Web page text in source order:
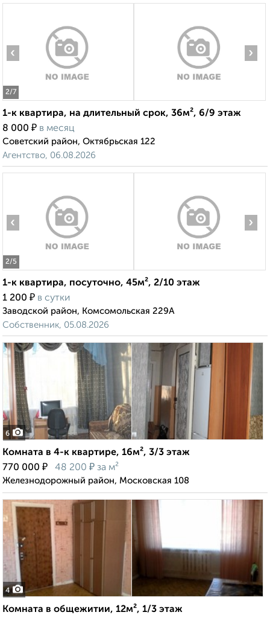
2/7
‹ ›
1-к квартира, на длительный срок, 36м², 6/9 этаж
8 000 ₽ в месяц
Советский район, Октябрьская 122
Агентство, 06.08.2026
2/5
‹ ›
1-к квартира, посуточно, 45м², 2/10 этаж
1 200 ₽ в сутки
Заводской район, Комсомольская 229А
Собственник, 05.08.2026
6
Комната в 4-к квартире, 16м², 3/3 этаж
770 000 ₽ 48 200 ₽ за м²
Железнодорожный район, Московская 108
4
Комната в общежитии, 12м², 1/3 этаж